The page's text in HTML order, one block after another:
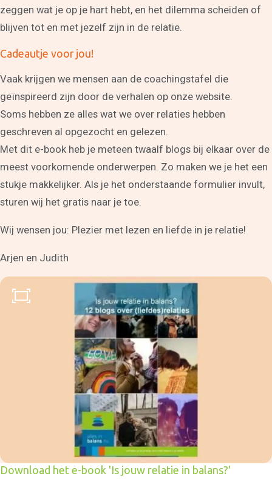
Coaching
Persoonlijke coaching
Loopbaancoaching
Relatiecoaching
Relatietherapie in
Alkmaar
Leren communiceren
Conflictcoaching
Samengesteld gezin
Leven in balans begint bij
jezelf
Spreken in het openbaar
Intuïtief leiderschap
Effectief communiceren
Interne communicatie
verbeteren
Het Creatieproces
Communicatie in je
relatie
Teambuilding in Alkmaar
en omgeving
Assertiviteit of
vriendelijk nee zeggen
Stress te lijf
Communicatie
Communicatieadvies
zeggen wat je op je hart hebt, en het dilemma scheiden of
blijven tot en met jezelf zijn in de relatie.
Cadeautje voor jou!
Vaak krijgen we mensen aan de coachingstafel die
geïnspireerd zijn door de verhalen op onze website.
Soms hebben ze alles wat we over relaties hebben
geschreven al opgezocht en gelezen.
Met dit e-book heb je meteen twaalf blogs bij elkaar over de
meest voorkomende onderwerpen. Zo maken we je het een
stukje makkelijker. Als je het onderstaande formulier invult,
sturen wij het gratis naar je toe.
Wij wensen jou: Plezier met lezen en liefde in je relatie!
Arjen en Judith
Download het e-book 'Is jouw relatie in balans?'